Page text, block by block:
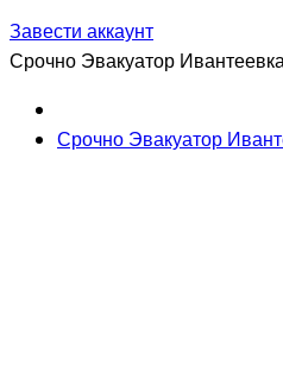
Завести аккаунт
Срочно Эвакуатор
Срочно Эвакуатор